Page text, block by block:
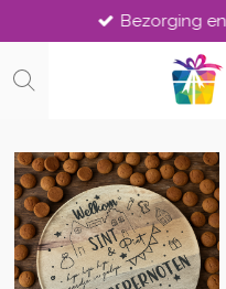
direct
naar
Bezorging